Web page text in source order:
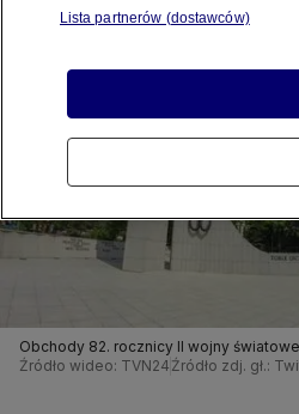
Obchody 82. rocznicy II wojny
Źródło wideo: TVN24 Źródło zdj. gł.:
Lista partnerów (dostawców)